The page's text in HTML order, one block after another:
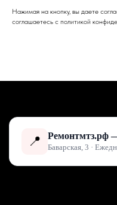
Нажимая на кнопку, вы даете
соглашаетесь c политикой
📍 Ремонтмтз.рф
Баварская, 3 ·